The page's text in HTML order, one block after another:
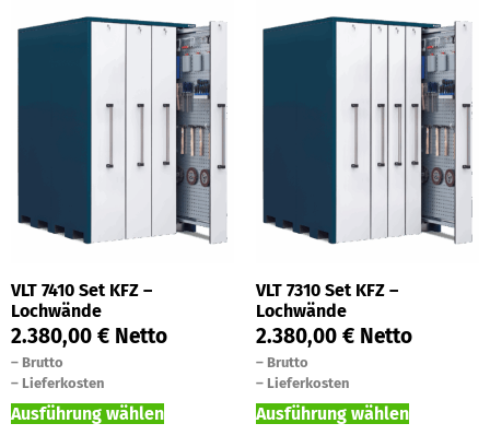
VLT 7410 Set KFZ –
Lochwände
2.380,00 € Netto
– Brutto
– Lieferkosten
Ausführung wählen
VLT 7310 Set KFZ –
Lochwände
2.380,00 € Netto
– Brutto
– Lieferkosten
Ausführung wählen